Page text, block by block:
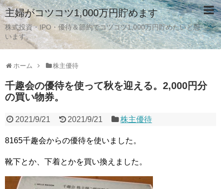
主婦がコツコツ1,000万円貯めます
株式投資・IPO・優待＆節約でコツコツ1,000万円貯めたいと思
います。
ホーム 株主優待
千趣会の優待を使って秋を迎える。2,000円分
の買い物券。
2021/9/21 2021/9/21 株主優待
8165千趣会からの優待を使いました。
靴下とか、下着とかを買い換えました。